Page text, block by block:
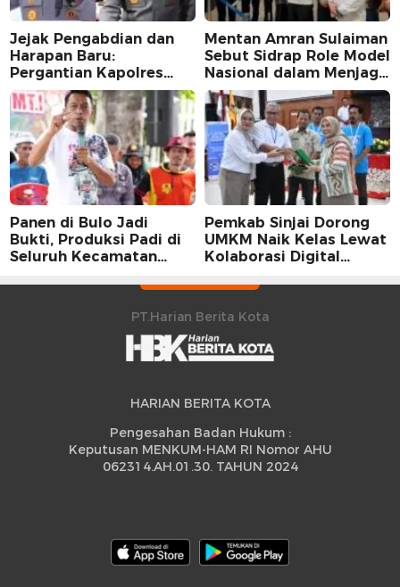
Jejak Pengabdian dan
Harapan Baru:
Pergantian Kapolres
Sidrap dalam Perspektif
Karier Dua Perwira
Mentan Amran Sulaiman
Sebut Sidrap Role Model
Nasional dalam Menjaga
Stabilitas Harga Telur
Panen di Bulo Jadi
Bukti, Produksi Padi di
Seluruh Kecamatan
Peningkatan
Pemkab Sinjai Dorong
UMKM Naik Kelas Lewat
Kolaborasi Digital
PT.Harian Berita Kota
HARIAN BERITA KOTA
Pengesahan Badan Hukum :
Keputusan MENKUM-HAM RI Nomor AHU
062314.AH.01.30. TAHUN 2024